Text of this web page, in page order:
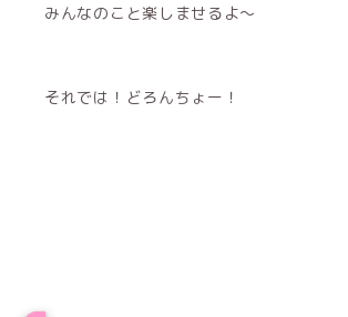
みんなのこと楽しませるよ〜
それでは！どろんちょー！